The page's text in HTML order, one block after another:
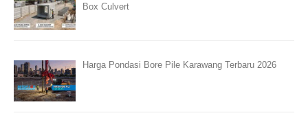
Box Culvert
Harga Pondasi Bore Pile Karawang Terbaru 2026